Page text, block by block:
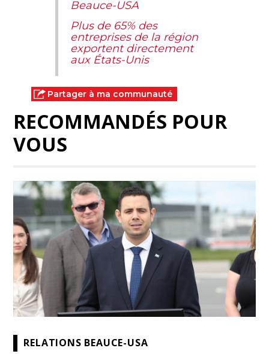
Beauce-USA
Plus de 65% des
entreprises de la région
exportent directement
aux États-Unis
Partager à ma communauté
RECOMMANDÉS POUR
VOUS
RELATIONS BEAUCE-USA